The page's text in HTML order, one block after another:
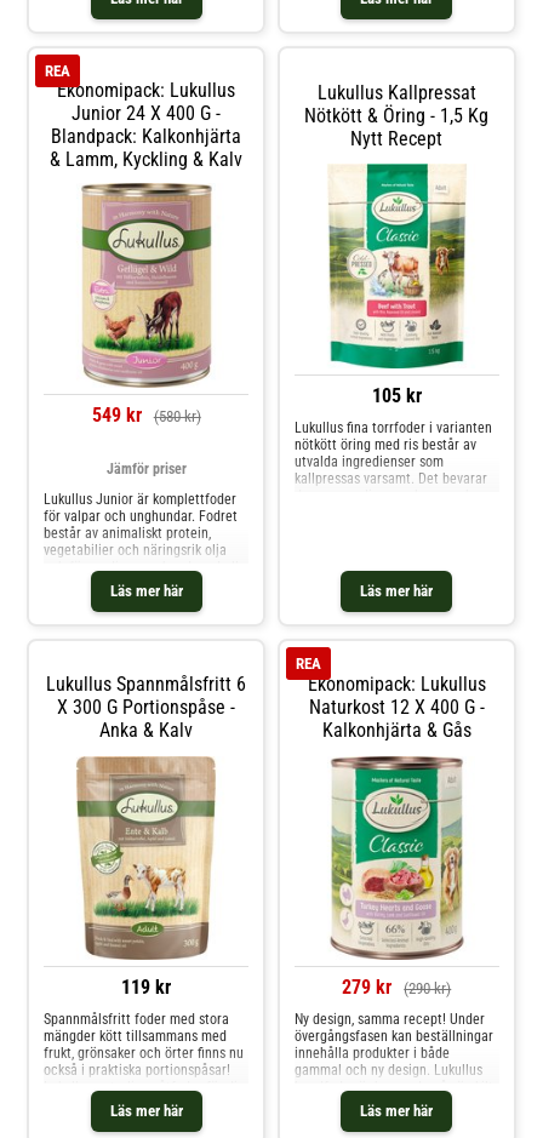
formulering. Kombinationen av
animaliska proteiner,
värdefulla oljor säkerställer att
din hun
Havregryn sörjer för en tillräcklig
tillförsel a
Ekonomipack: Lukullus
Junior 24 X 400 G -
Blandpack: Kalkonhjärta
& Lamm, Kyckling & Kalv
REA
549 kr (580 kr)
Läs mer här
Jämför priser
Lukullus Junior är komplettfoder
för valpar och unghundar. Fodret
består av animaliskt protein,
vegetabilier och näringsrik olja
och förser din unga hund med alla
näringsämnen den behöver.
Lukullus Junior innehåller inga
kemiska tillsatser som arom-,
Lukullus Kallpressat
Nötkött & Öring - 1,5 Kg
Nytt Recept
105 kr
Läs mer här
Lukullus fina torrfoder i varianten
nötkött öring med ris består av
utvalda ingredienser som
kallpressas varsamt. Det bevarar
utformade receptet i Lukul
Lukullus Spannmålsfritt 6
X 300 G Portionspåse -
Anka & Kalv
119 kr
Läs mer här
Spannmålsfritt foder med stora
mängder kött tillsammans med
frukt, grönsaker och örter finns nu
också i praktiska portionspåsar!
Lukullus naturliga våtfoder för din
finsmakarhund. Slå till!
Ekonomipack: Lukullus
Naturkost 12 X 400 G -
Kalkonhjärta & Gås
REA
279 kr (290 kr)
Läs mer här
Ny design, samma recept! Under
övergångsfasen kan beställningar
innehålla produkter i både
gammal och ny design. Lukullus
hundfoder är baserade på särskilt
rikhaltiga recept. Kombinationen
av animaliska proteiner,